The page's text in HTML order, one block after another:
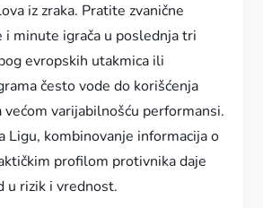
iz zraka. Pratite zvanične
i minute igrača u poslednja tri
evropskih utakmica ili
često vode do korišćenja
većom varijabilnošću performansi.
Ligu, kombinovanje informacija o
profilom protivnika daje
u rizik i vrednost.